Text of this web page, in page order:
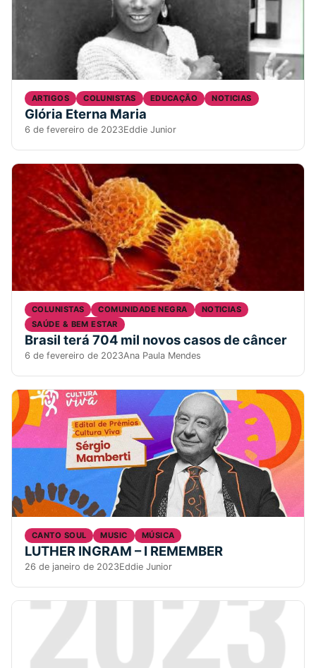
ARTIGOS COLUNISTAS EDUCAÇÃO NOTICIAS
Glória Eterna Maria
6 de fevereiro de 2023Eddie Junior
COLUNISTAS COMUNIDADE NEGRA
NOTICIAS
SAÚDE & BEM ESTAR
Brasil terá 704 mil novos casos de câncer
6 de fevereiro de 2023Ana Paula Mendes
CANTO SOUL MUSIC MÚSICA
LUTHER INGRAM – I REMEMBER
26 de janeiro de 2023Eddie Junior